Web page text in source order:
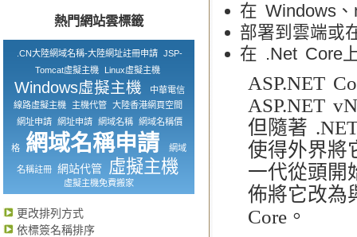
熱門網站雲標籤
.CN大陸網域名稱-大陸網址註冊申請 JSP-
Tomcat虛擬主機
Linux虛擬主機
Windows虛擬主機
中華電信
線路虛擬主機
主機代管 大陸香港網頁空間
網址申請 網址申請 網域名稱 網域名稱價
格 網域名稱申請 網域
名稱註冊 網站代管 虛擬主機
虛擬主機免費搬家
更改排列方式
依標簽名稱排序
在 Windows
部署到雲端或
在 .Net Core
ASP.NET
ASP.NET
但隨著
使得外界將
一代從頭開
佈將它改為
Core。